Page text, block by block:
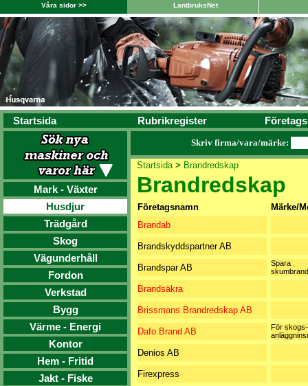
Våra sidor >> LantbruksNet
Startsida Rubrikregister
Mark - Växter
Husdjur
Trädgård
Skog
Vägunderhåll
Fordon
Verkstad
Bygg
Värme - Energi
Kontor
Hem - Fritid
Jakt - Fiske
Skriv firma/vara/märke:
Startsida> Brandredskap
Brandredskap
Företagsnamn
Märke/
Brandab
Brandskyddspartner AB
Brandspar AB
Spara
Brandsäkra
Brissmans Brandredskap AB
Dafo Brand AB
För
Denios AB
Firexpress